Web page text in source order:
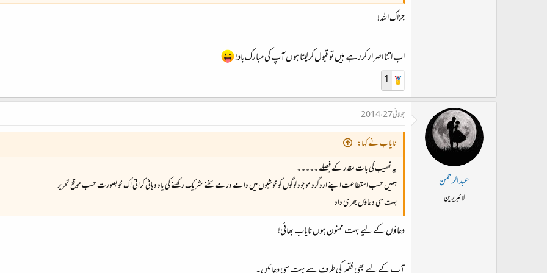
جزاک اللہ!
اب اتنا اصرار کررہے ہیں تو قبول کرلیتا ہوں آپ کی مبارک باد!
1
عبد الرحمن
لائبریرین
جولائی 27، 2014
نایاب نے کہا:
یہ نصیب کی بات مقدر کے فیصلے ۔۔۔۔۔
ہمیں حسب استطاعت اپنے اردگرد موجود لوگوں کو خوشیوں میں دامے درمے سخنے شریک رکھنے کی یاد دہانی کراتی اک خوبصورت حسب موقع تحریر
بہت سی دعاؤں بھری داد
دعاؤں کے لیے بہت ممنون ہوں نایاب بھائی!